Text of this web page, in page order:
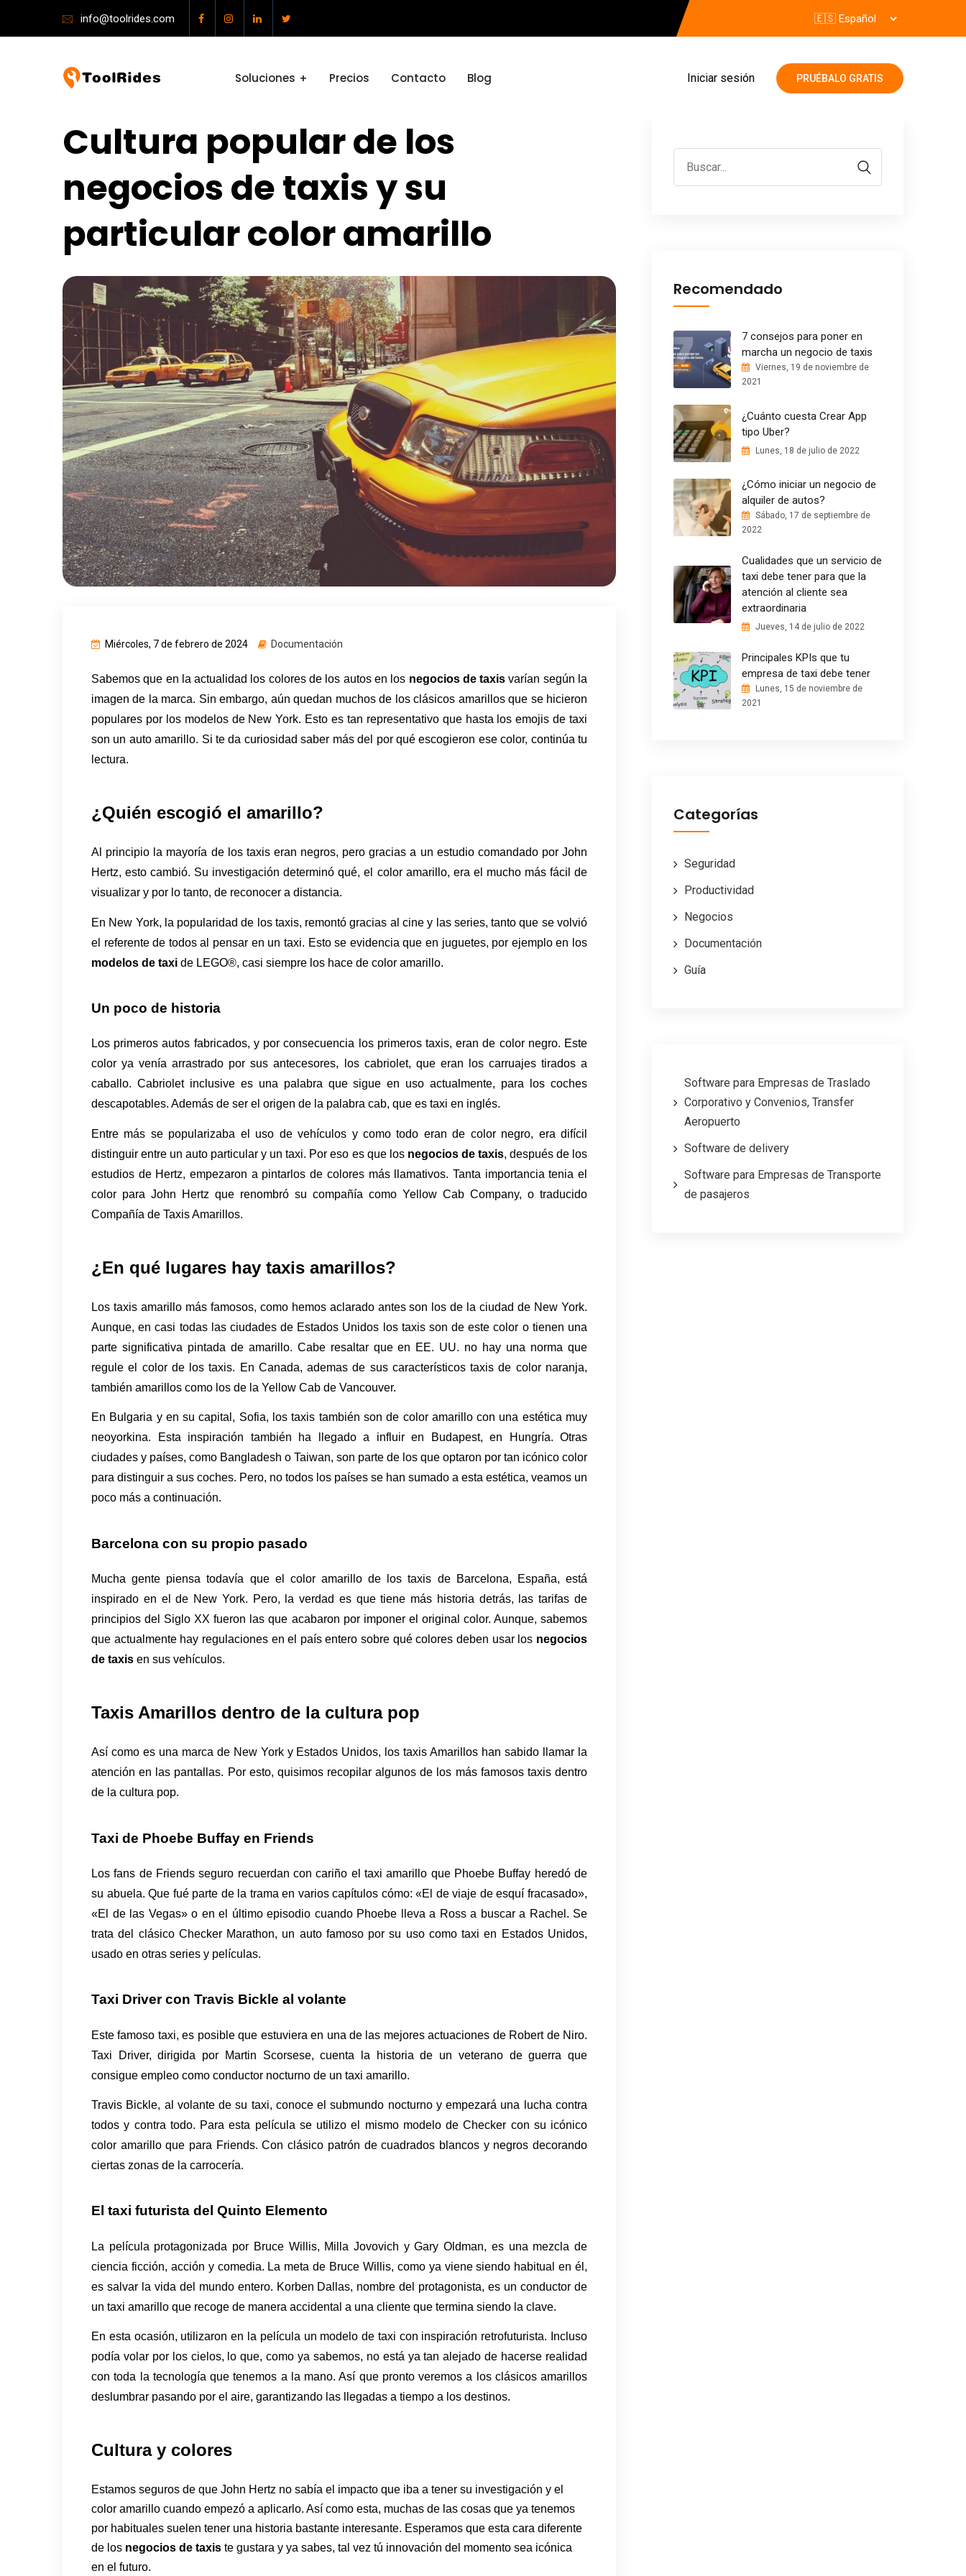
info@toolrides.com
Soluciones Precios Contacto Blog Iniciar sesión PRUÉBALO GRATIS
Cultura popular de los
negocios de taxis y su
particular color amarillo
Miércoles, 7 de febrero de 2024 Documentación
Sabemos que en la actualidad los colores de los autos en los negocios de taxis varían según la
imagen de la marca. Sin embargo, aún quedan muchos de los clásicos amarillos que se hicieron
populares por los modelos de New York. Esto es tan representativo que hasta los emojis de taxi
son un auto amarillo. Si te da curiosidad saber más del por qué escogieron ese color, continúa tu
lectura.
¿Quién escogió el amarillo?
Al principio la mayoría de los taxis eran negros, pero gracias a un estudio comandado por John
Hertz, esto cambió. Su investigación determinó qué, el color amarillo, era el mucho más fácil de
visualizar y por lo tanto, de reconocer a distancia.
En New York, la popularidad de los taxis, remontó gracias al cine y las series, tanto que se volvió
modelos de taxi de LEGO®, casi siempre los hace de color amarillo.
Un poco de historia
Los primeros autos fabricados, y por consecuencia los primeros taxis, eran de color negro. Este
color ya venía arrastrado por sus antecesores, los cabriolet, que eran los carruajes tirados a
caballo. Cabriolet inclusive es una palabra que sigue en uso actualmente, para los coches
descapotables. Además de ser el origen de la palabra cab, que es taxi en inglés.
Entre más se popularizaba el uso de vehículos y como todo eran de color negro, era difícil
distinguir entre un auto particular y un taxi. Por eso es que los negocios de taxis, después de los
estudios de Hertz, empezaron a pintarlos de colores más llamativos. Tanta importancia tenia el
color para John Hertz que renombró su compañía como Yellow Cab Company, o traducido
Compañía de Taxis Amarillos.
¿En qué lugares hay taxis amarillos?
Los taxis amarillo más famosos, como hemos aclarado antes son los de la ciudad de New York.
Aunque, en casi todas las ciudades de Estados Unidos los taxis son de este color o tienen una
parte significativa pintada de amarillo. Cabe resaltar que en EE. UU. no hay una norma que
regule el color de los taxis. En Canada, ademas de sus característicos taxis de color naranja,
también amarillos como los de la Yellow Cab de Vancouver.
En Bulgaria y en su capital, Sofia, los taxis también son de color amarillo con una estética muy
neoyorkina. Esta inspiración también ha llegado a influir en Budapest, en Hungría. Otras
ciudades y países, como Bangladesh o Taiwan, son parte de los que optaron por tan icónico color
para distinguir a sus coches. Pero, no todos los países se han sumado a esta estética, veamos un
poco más a continuación.
Barcelona con su propio pasado
Mucha gente piensa todavía que el color amarillo de los taxis de Barcelona, España, está
inspirado en el de New York. Pero, la verdad es que tiene más historia detrás, las tarifas de
principios del Siglo XX fueron las que acabaron por imponer el original color. Aunque, sabemos
que actualmente hay regulaciones en el país entero sobre qué colores deben usar los negocios
de taxis en sus vehículos.
Taxis Amarillos dentro de la cultura pop
Así como es una marca de New York y Estados Unidos, los taxis Amarillos han sabido llamar la
atención en las pantallas. Por esto, quisimos recopilar algunos de los más famosos taxis dentro
de la cultura pop.
Taxi de Phoebe Buffay en Friends
Los fans de Friends seguro recuerdan con cariño el taxi amarillo que Phoebe Buffay heredó de
su abuela. Que fué parte de la trama en varios capítulos cómo: «El de viaje de esquí fracasado»,
«El de las Vegas» o en el último episodio cuando Phoebe lleva a Ross a buscar a Rachel. Se
trata del clásico Checker Marathon, un auto famoso por su uso como taxi en Estados Unidos,
usado en otras series y películas.
Taxi Driver con Travis Bickle al volante
Este famoso taxi, es posible que estuviera en una de las mejores actuaciones de Robert de Niro.
Taxi Driver, dirigida por Martin Scorsese, cuenta la historia de un veterano de guerra que
consigue empleo como conductor nocturno de un taxi amarillo.
Travis Bickle, al volante de su taxi, conoce el submundo nocturno y empezará una lucha contra
todos y contra todo. Para esta película se utilizo el mismo modelo de Checker con su icónico
color amarillo que para Friends. Con clásico patrón de cuadrados blancos y negros decorando
ciertas zonas de la carrocería.
El taxi futurista del Quinto Elemento
La película protagonizada por Bruce Willis, Milla Jovovich y Gary Oldman, es una mezcla de
ciencia ficción, acción y comedia. La meta de Bruce Willis, como ya viene siendo habitual en él,
es salvar la vida del mundo entero. Korben Dallas, nombre del protagonista, es un conductor de
un taxi amarillo que recoge de manera accidental a una cliente que termina siendo la clave.
En esta ocasión, utilizaron en la película un modelo de taxi con inspiración retrofuturista. Incluso
podía volar por los cielos, lo que, como ya sabemos, no está ya tan alejado de hacerse realidad
con toda la tecnología que tenemos a la mano. Así que pronto veremos a los clásicos amarillos
deslumbrar pasando por el aire, garantizando las llegadas a tiempo a los destinos.
Cultura y colores
Estamos seguros de que John Hertz no sabía el impacto que iba a tener su investigación y el
color amarillo cuando empezó a aplicarlo. Así como esta, muchas de las cosas que ya tenemos
por habituales suelen tener una historia bastante interesante. Esperamos que esta cara diferente
de los negocios de taxis te gustara y ya sabes, tal vez tú innovación del momento sea icónica
en el futuro.
Recomendado
7 consejos para poner en
marcha un negocio de taxis
Viernes, 19 de noviembre de
2021
¿Cuánto cuesta Crear App
tipo Uber?
Lunes, 18 de julio de 2022
¿Cómo iniciar un negocio de
alquiler de autos?
Sábado, 17 de septiembre de
2022
Cualidades que un servicio de
taxi debe tener para que la
atención al cliente sea
extraordinaria
Jueves, 14 de julio de 2022
Principales KPIs que tu
empresa de taxi debe tener
Lunes, 15 de noviembre de
2021
Categorías
Seguridad
Productividad
Negocios
Documentación
Guía
Software para Empresas de Traslado
Corporativo y Convenios, Transfer
Aeropuerto
Software de delivery
Software para Empresas de Transporte
de pasajeros